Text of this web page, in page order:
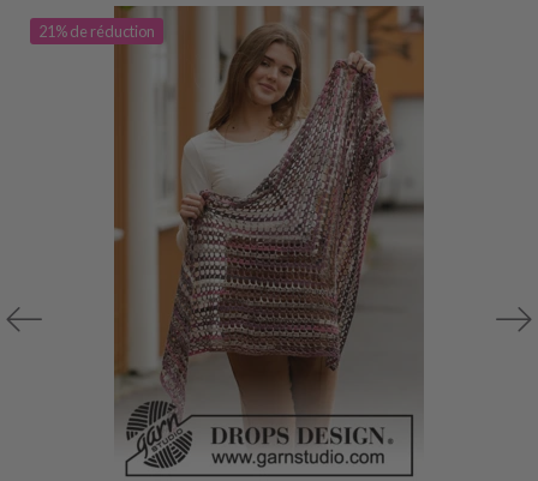
21% de réduction